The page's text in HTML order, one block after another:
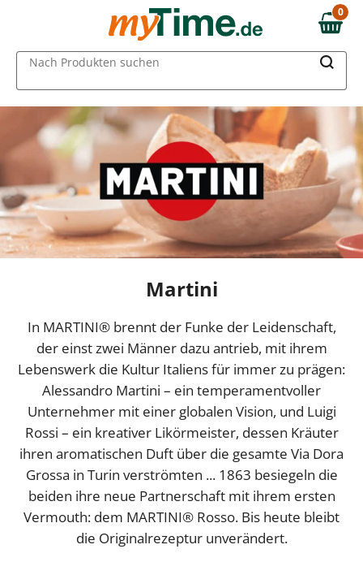
0,00 €
0
Nach Produkten suchen
Martini
In MARTINI® brennt der Funke der Leidenschaft,
der einst zwei Männer dazu antrieb, mit ihrem
Lebenswerk die Kultur Italiens für immer zu prägen:
Alessandro Martini – ein temperamentvoller
Unternehmer mit einer globalen Vision, und Luigi
Rossi – ein kreativer Likörmeister, dessen Kräuter
ihren aromatischen Duft über die gesamte Via Dora
Grossa in Turin verströmten ... 1863 besiegeln die
beiden ihre neue Partnerschaft mit ihrem ersten
Vermouth: dem MARTINI® Rosso. Bis heute bleibt
die Originalrezeptur unverändert.